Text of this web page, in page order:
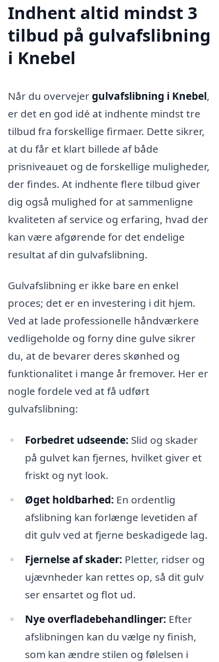
Indhent altid mindst 3
tilbud på gulvafslibning
i Knebel
Når du overvejer gulvafslibning i Knebel,
er det en god idé at indhente mindst tre
tilbud fra forskellige firmaer. Dette sikrer,
at du får et klart billede af både
prisniveauet og de forskellige muligheder,
der findes. At indhente flere tilbud giver
dig også mulighed for at sammenligne
kvaliteten af service og erfaring, hvad der
kan være afgørende for det endelige
resultat af din gulvafslibning.
Gulvafslibning er ikke bare en enkel
proces; det er en investering i dit hjem.
Ved at lade professionelle håndværkere
vedligeholde og forny dine gulve sikrer
du, at de bevarer deres skønhed og
funktionalitet i mange år fremover. Her er
nogle fordele ved at få udført
gulvafslibning:
Forbedret udseende: Slid og skader
på gulvet kan fjernes, hvilket giver et
friskt og nyt look.
Øget holdbarhed: En ordentlig
afslibning kan forlænge levetiden af
dit gulv ved at fjerne beskadigede lag.
Fjernelse af skader: Pletter, ridser og
ujævnheder kan rettes op, så dit gulv
ser ensartet og flot ud.
Nye overfladebehandlinger: Efter
afslibningen kan du vælge ny finish,
som kan ændre stilen og følelsen i